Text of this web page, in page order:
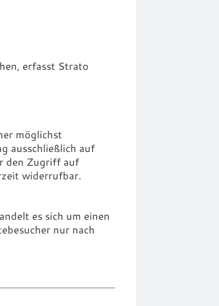
erfasst Strato
möglichst
ausschließlich auf
den Zugriff auf
widerrufbar.
es sich um einen
nur nach